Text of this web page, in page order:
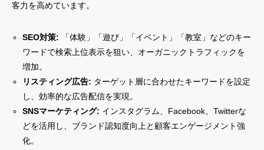
客力を高めています。
SEO対策: 「体験」「遊び」「イベント」「教室」などのキー
ワードで検索上位表示を狙い、オーガニックトラフィックを
増加。
リスティング広告: ターゲット層に合わせたキーワードを設定
し、効率的な広告配信を実現。
SNSマーケティング: インスタグラム、Facebook、Twitterな
どを活用し、ブランド認知度向上と顧客エンゲージメント強
化。